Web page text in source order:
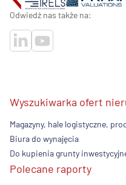
Odwiedź nas także na:
Wyszukiwarka ofert
Magazyny, hale logistyczne,
Biura do wynajęcia
Do kupienia grunty
Polecane raporty